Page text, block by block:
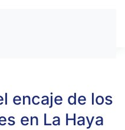
encaje de los
en La Haya